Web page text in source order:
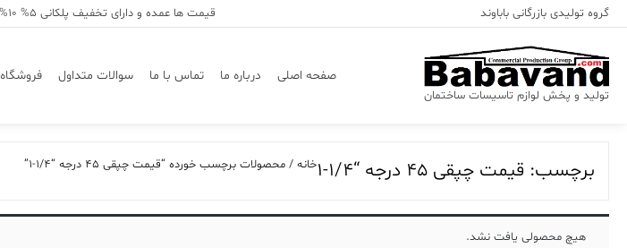
Skip
to
گروه تولیدی بازرگانی باباوند قیمت ها عمده و دارای تخفیف پلکانی 5% 10% 15% بر اساس تعداد خرید میباشد
تولید و پخش لوازم تاسیسات ساختمان
صفحه اصلی درباره ما تماس با ما سوالات متداول فروشگاه
برچسب: قیمت چپقی 45 درجه “1/4-1 خانه / محصولات برچسب خورده “قیمت چپقی 45 درجه “1/4-1”
هیچ محصولی یافت نشد.